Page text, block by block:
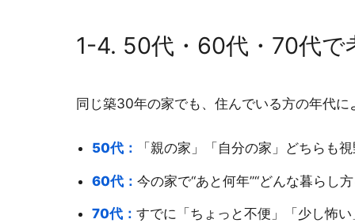
1-4. 50代・60代・70代
同じ築30年の家でも、住んでいる方の年代
50代： 「親の家」「自分の家」どちらも
60代： 今の家で“あと何年”“どんな暮らし
70代： すでに「ちょっと不便」「少し怖